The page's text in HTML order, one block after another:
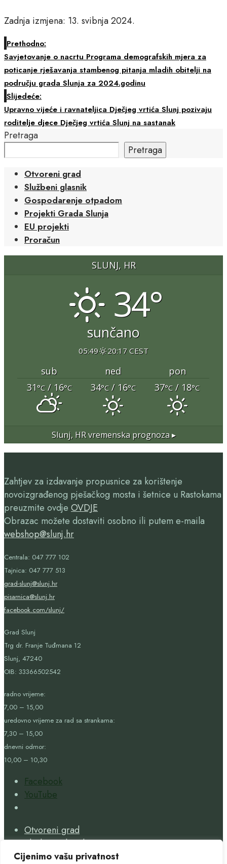
Cijenimo vašu privatnost
Zadnja izmjena: 13. svibnja 2024.
Prethodno:
Savjetovanje o nacrtu Programa demografskih mjera za
poticanje rješavanja stambenog pitanja mladih obitelji na
području grada Slunja za 2024.godinu
Slijedeće:
Upravno vijeće i ravnateljica Dječjeg vrtića Slunj pozivaju
roditelje djece Dječjeg vrtića Slunj na sastanak
Pretraga
Pretraga
Otvoreni grad
Službeni glasnik
Gospodarenje otpadom
Projekti Grada Slunja
EU projekti
Proračun
SLUNJ, HR
34°
sunčano
05:49 20:17 CEST
sub ned
pon
31°C/ 16°C 34°C/ 16°C 37°C/ 18°C
Slunj, HRvremenska prognoza ▸
Zahtjev za izdavanje propusnice za korištenje
novoizgrađenog pješačkog mosta i šetnice u Rastokama
preuzmite ovdje OVDJE
Obrazac možete dostaviti osobno ili putem e-maila
webshop@slunj.hr
Centrala: 047 777 102
Tajnica: 047 777 513
grad-slunj@slunj.hr
pisarnica@slunj.hr
facebook.com/slunj/
Grad Slunj
Trg dr. Franje Tuđmana 12
Slunj, 47240
OIB: 33366502542
radno vrijeme:
7,00 – 15,00
uredovno vrijeme za rad sa strankama:
7,30 – 15,00
dnevni odmor:
10,00 – 10,30
Facebook
YouTube
Window
Otvoreni grad
Službeni glasnik
Gospodarenje otpadom